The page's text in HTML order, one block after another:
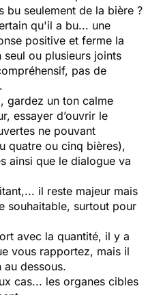
bu seulement de la bière ?
qu'il a bu... une
positive et ferme la
ou plusieurs joints
pas de
gardez un ton calme
essayer d’ouvrir le
ne pouvant
quatre ou cinq bières),
ainsi que le dialogue va
il reste majeur mais
souhaitable, surtout pour
avec la quantité, il y a
vous rapportez, mais il
dessous.
cas... les organes cibles